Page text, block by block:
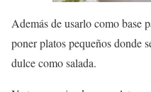
Además de usarlo como base
poner platos pequeños donde
dulce como salada.